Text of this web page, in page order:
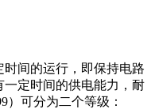
间的运行，即保持电路
定时间的供电能力，耐
）可分为二个等级：